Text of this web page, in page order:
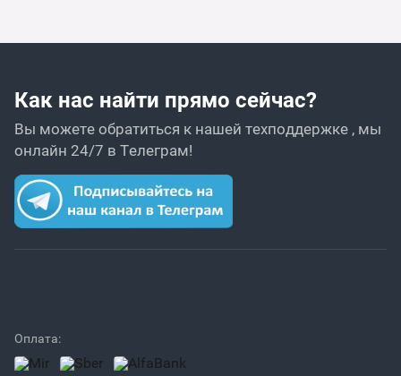
Как нас найти прямо сейчас?
Вы можете обратиться к нашей техподдержке , мы
онлайн 24/7 в Телеграм!
Оплата: